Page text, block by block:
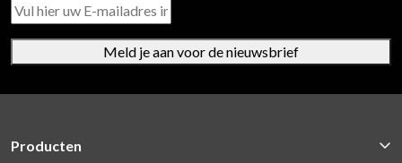
Meld je aan voor de nieuwsbrief
Producten